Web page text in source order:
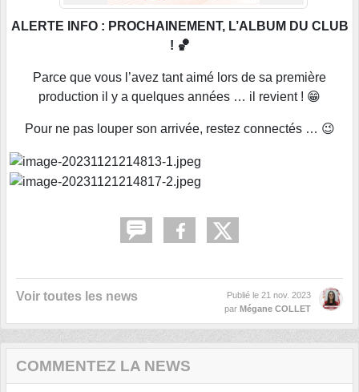
ALERTE INFO : PROCHAINEMENT, L’ALBUM DU CLUB
! 🏀
Parce que vous l’avez tant aimé lors de sa première
production il y a quelques années … il revient ! 😁
Pour ne pas louper son arrivée, restez connectés … 😉
Voir toutes les news Publié le 21 nov. 2023
par Mégane COLLET
COMMENTEZ LA NEWS